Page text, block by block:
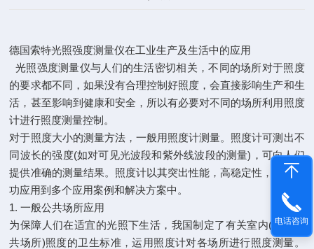
德国索特光照强度测量仪在工业生产及生活中的应用
光照强度测量仪与人们的生活密切相关，不同的场所对于照度
的要求都不同，如果没有合理控制好照度，会直接影响生产和生
活，甚至影响到健康和安全，所以有必要对不同的场所利用照度
计进行照度测量控制。
对于照度大小的测量方法，一般用照度计测量。照度计可测出不
同波长的强度(如对可见光波段和紫外线波段的测量)，可向人们
提供准确的测量结果。照度计以其突出性能，高稳定性，已经成
功应用到多个应用案例和解决方案中。
1. 一般公共场所应用
为保障人们在适宜的光照下生活，我国制定了有关室内(包括公
共场所)照度的卫生标准，运用照度计对各场所进行照度测量。
电话咨询